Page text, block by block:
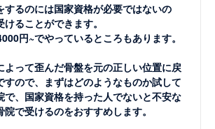
するのには国家資格が必要ではないの
ることができます。
円~でやっているところもあります。
よって歪んだ骨盤を元の正しい位置に戻
すので、まずはどのようなものか試して
で、国家資格を持った人でないと不安な
院で受けるのをおすすめします。